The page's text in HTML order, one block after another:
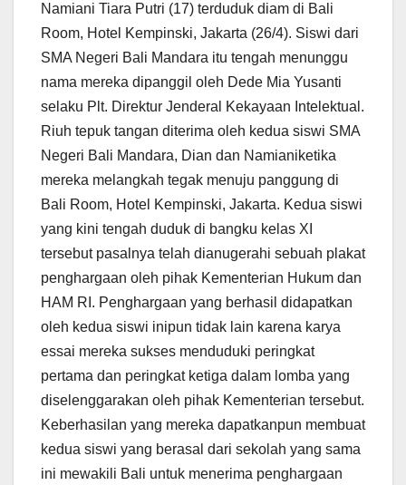
Namiani Tiara Putri (17) terduduk diam di Bali
Room, Hotel Kempinski, Jakarta (26/4). Siswi dari
SMA Negeri Bali Mandara itu tengah menunggu
nama mereka dipanggil oleh Dede Mia Yusanti
selaku Plt. Direktur Jenderal Kekayaan Intelektual.
Riuh tepuk tangan diterima oleh kedua siswi SMA
Negeri Bali Mandara, Dian dan Namianiketika
mereka melangkah tegak menuju panggung di
Bali Room, Hotel Kempinski, Jakarta. Kedua siswi
yang kini tengah duduk di bangku kelas XI
tersebut pasalnya telah dianugerahi sebuah plakat
penghargaan oleh pihak Kementerian Hukum dan
HAM RI. Penghargaan yang berhasil didapatkan
oleh kedua siswi inipun tidak lain karena karya
essai mereka sukses menduduki peringkat
pertama dan peringkat ketiga dalam lomba yang
diselenggarakan oleh pihak Kementerian tersebut.
Keberhasilan yang mereka dapatkanpun membuat
kedua siswi yang berasal dari sekolah yang sama
ini mewakili Bali untuk menerima penghargaan